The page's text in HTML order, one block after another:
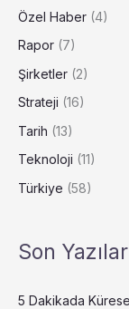
Özel Haber (4)
Rapor (7)
Şirketler (2)
Strateji (16)
Tarih (13)
Teknoloji (11)
Türkiye (58)
Son Yazılar
5 Dakikada